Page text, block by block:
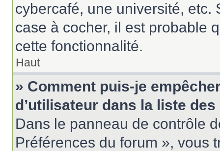
cybercafé, une université, etc.
case à cocher, il est probable
cette fonctionnalité.
Haut
» Comment puis-je
d’utilisateur dans la liste
Dans le panneau de contrôle
Préférences du forum », vous